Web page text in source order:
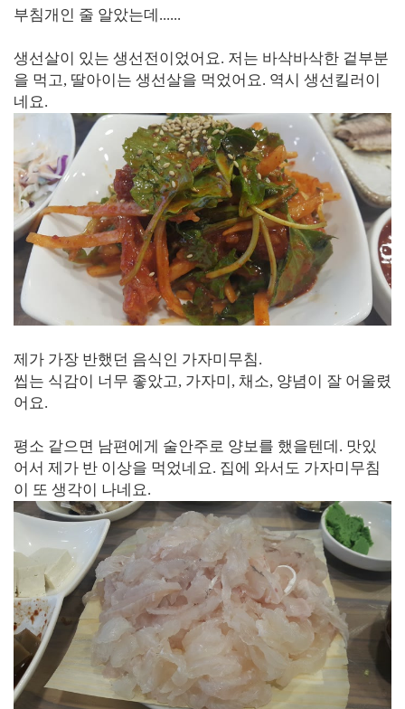
부침개인 줄 알았는데......
생선살이 있는 생선전이었어요. 저는 바삭바삭한 겉부분
을 먹고, 딸아이는 생선살을 먹었어요. 역시 생선킬러이
네요.
제가 가장 반했던 음식인 가자미무침.
씹는 식감이 너무 좋았고, 가자미, 채소, 양념이 잘 어울렸
어요.
평소 같으면 남편에게 술안주로 양보를 했을텐데. 맛있
어서 제가 반 이상을 먹었네요. 집에 와서도 가자미무침
이 또 생각이 나네요.